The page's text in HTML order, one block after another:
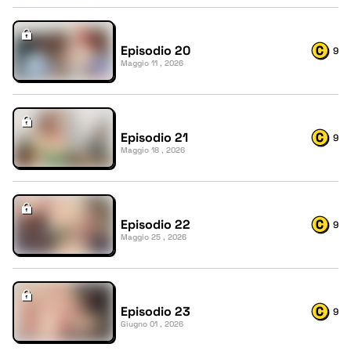
Episodio 20
Maggio 11 , 2026
9
Episodio 21
Maggio 18 , 2026
9
Episodio 22
Maggio 25 , 2026
9
Episodio 23
Giugno 01 , 2026
9